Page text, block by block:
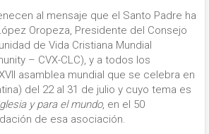
al mensaje que el Santo Padre ha
Oropeza, Presidente del Consejo
de Vida Cristiana Mundial
– CVX-CLC), y a todos los
asamblea mundial que se celebra en
del 22 al 31 de julio y cuyo tema es
y para el mundo, en el 50
de esa asociación.